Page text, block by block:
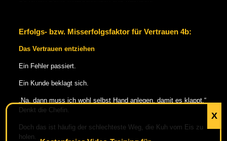
Erfolgs- bzw. Misserfolgsfaktor für Vertrauen 4b:
Das Vertrauen entziehen
Ein Fehler passiert.
Ein Kunde beklagt sich.
„Na, dann muss ich wohl selbst Hand anlegen, damit es klappt.“
Denkt die Chefin.
Doch das ist häufig der schlechteste Weg, die Kuh vom Eis zu
holen.
X